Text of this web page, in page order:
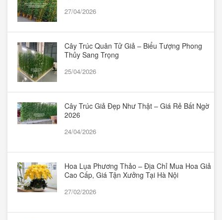
27/04/2026
Cây Trúc Quân Tử Giả – Biểu Tượng Phong
Thủy Sang Trọng
25/04/2026
Cây Trúc Giả Đẹp Như Thật – Giá Rẻ Bất Ngờ
2026
24/04/2026
Hoa Lụa Phương Thảo – Địa Chỉ Mua Hoa Giả
Cao Cấp, Giá Tận Xưởng Tại Hà Nội
27/02/2026